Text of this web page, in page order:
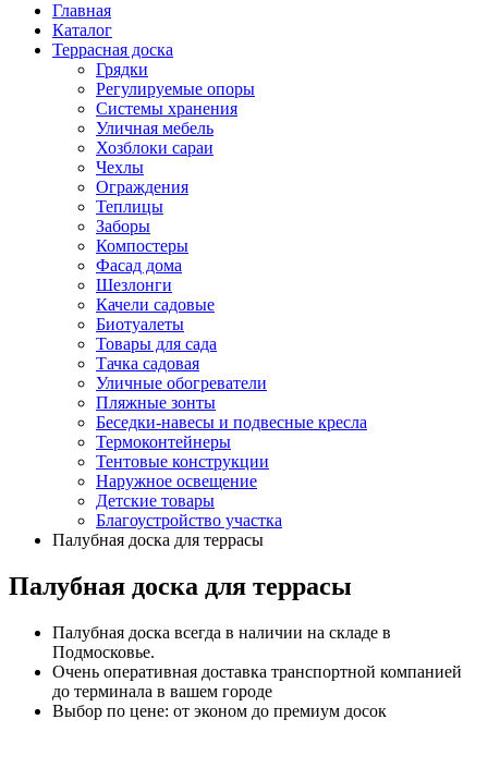
Главная
Каталог
Террасная доска
Грядки
Регулируемые опоры
Системы хранения
Уличная мебель
Хозблоки сараи
Чехлы
Ограждения
Теплицы
Заборы
Компостеры
Фасад дома
Шезлонги
Качели садовые
Биотуалеты
Товары для сада
Тачка садовая
Уличные обогреватели
Пляжные зонты
Беседки-навесы и подвесные кресла
Термоконтейнеры
Тентовые конструкции
Наружное освещение
Детские товары
Благоустройство участка
Палубная доска для террасы
Палубная доска для террасы
Палубная доска всегда в наличии на складе в
Подмосковье.
Очень оперативная доставка транспортной компанией
до терминала в вашем городе
Выбор по цене: от эконом до премиум досок